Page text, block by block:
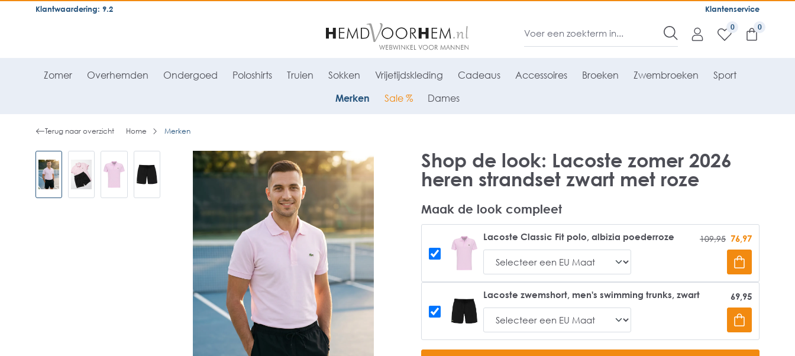
general.skipToNavigation Klantenservice
Klantwaardering: 9.2
0
Zomer Overhemden Ondergoed Poloshirts Truien Sokken Vrijetijdskleding Cadeaus Accessoires Broeken Zwembroeken Sport
Merken Sale % Dames
Terug naar overzicht Home Merken
Shop de look: Lacoste zomer 2026
heren strandset zwart met roze
Maak de look compleet
Lacoste Classic Fit polo, albizia poederroze 109,95 76,97
Lacoste zwemshort, men's swimming trunks, zwart 69,95